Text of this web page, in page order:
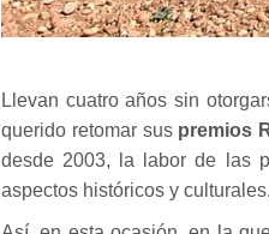
Llevan cuatro años sin
querido retomar sus premios
desde 2003, la labor de las
aspectos históricos y culturales.